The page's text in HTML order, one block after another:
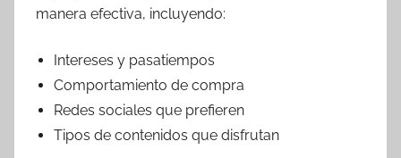
manera efectiva, incluyendo:
Intereses y pasatiempos
Comportamiento de compra
Redes sociales que prefieren
Tipos de contenidos que disfrutan